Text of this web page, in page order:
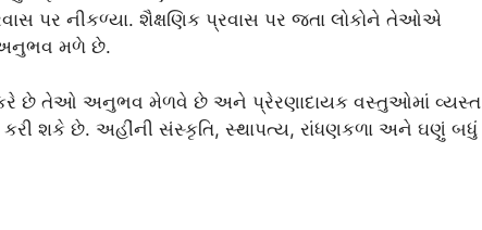
પર નીકળ્યા. શૈક્ષણિક પ્રવાસ પર જતા લોકોને તેઓએ
અનુભવ મળે છે.
કરે છે તેઓ અનુભવ મેળવે છે અને પ્રેરણાદાયક વસ્તુઓમાં વ્યસ્ત
કરી શકે છે. અહીંની સંસ્કૃતિ, સ્થાપત્ય, રાંધણકળા અને ઘણું બધું